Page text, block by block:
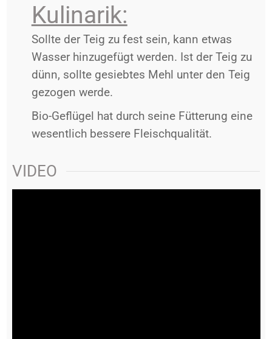
Kulinarik:
Sollte der Teig zu fest sein, kann etwas
Wasser hinzugefügt werden. Ist der Teig zu
dünn, sollte gesiebtes Mehl unter den Teig
gezogen werde.
Bio-Geflügel hat durch seine Fütterung eine
wesentlich bessere Fleischqualität.
VIDEO